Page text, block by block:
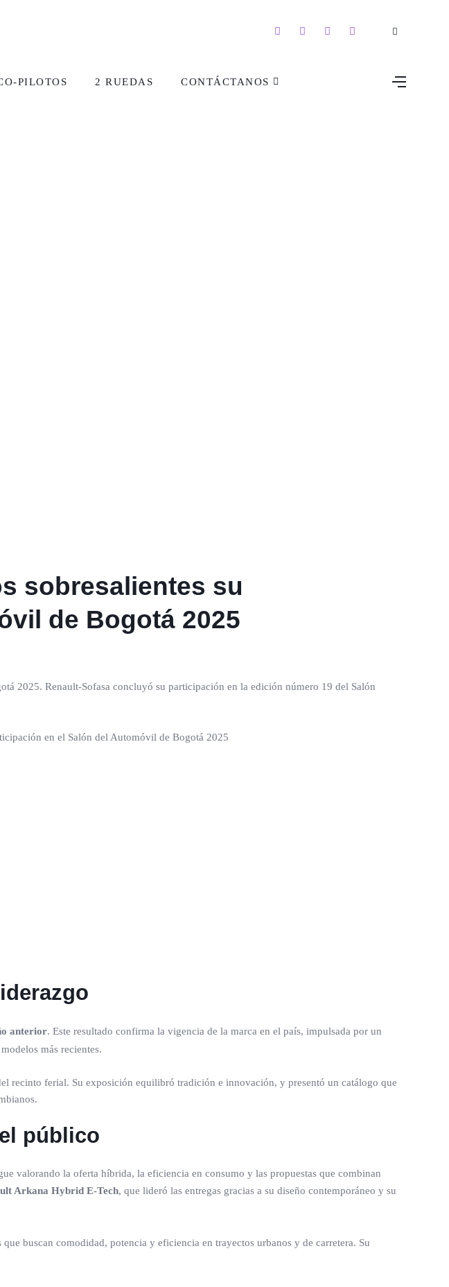
PILOTOS 2 RUEDAS CONTÁCTANOS
sobresalientes su
de Bogotá 2025
2025. Renault-Sofasa concluyó su participación en la edición número 19 del Salón
anterior. Este resultado confirma la vigencia de la marca en el país, impulsada por un
más recientes.
recinto ferial. Su exposición equilibró tradición e innovación, y presentó un catálogo que
público
valorando la oferta híbrida, la eficiencia en consumo y las propuestas que combinan
Arkana Hybrid E-Tech, que lideró las entregas gracias a su diseño contemporáneo y su
buscan comodidad, potencia y eficiencia en trayectos urbanos y de carretera. Su